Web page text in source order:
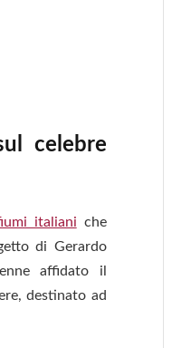
celebre
italiani che
di Gerardo
affidato il
destinato ad